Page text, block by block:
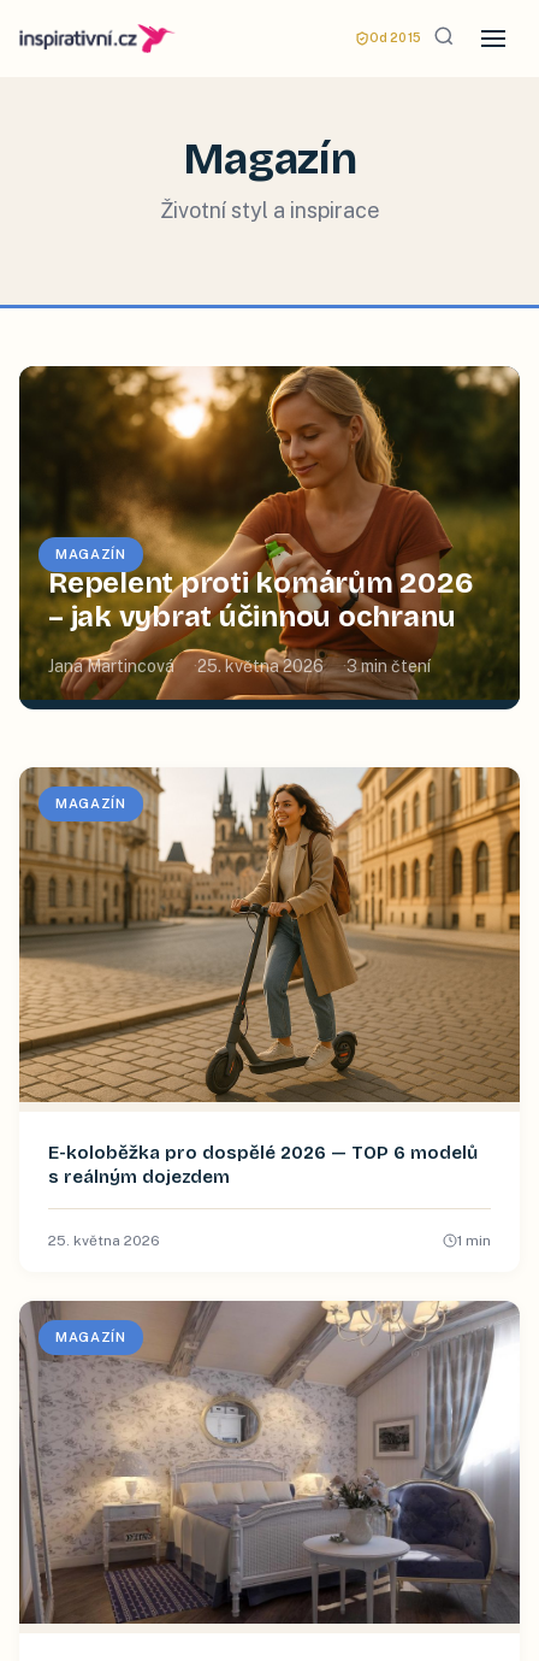
Od 2015
Magazín
Životní styl a inspirace
MAGAZÍN
Repelent proti komárům 2026
– jak vybrat účinnou ochranu
Jana Martincová 25. května 2026 3min čtení
MAGAZÍN
E-koloběžka pro dospělé 2026 — TOP 6 modelů
s reálným dojezdem
25. května 2026 1 min
MAGAZÍN